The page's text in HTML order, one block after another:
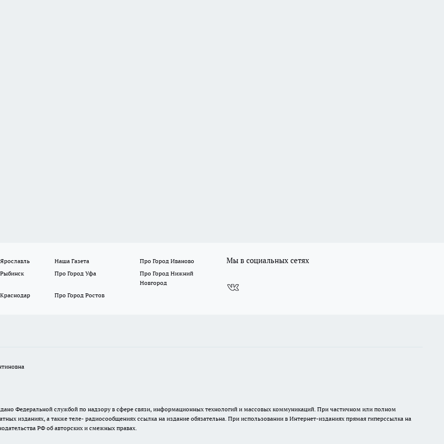
Наша Газета
Про Город Иваново
Про Город Уфа
Про Город Нижний
Новгород
Про Город Ростов
Мы в социальных сетях
Федеральной службой по надзору в сфере связи, информационных технологий и массовых коммуникаций. При частичном или полном
изданиях, а также теле- радиосообщениях ссылка на издание обязательна. При использовании в Интернет-изданиях прямая гиперссылка на
РФ об авторских и смежных правах.